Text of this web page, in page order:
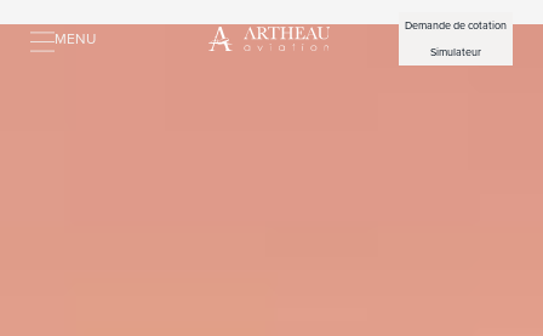
MENU
Demande de cotation
Simulateur